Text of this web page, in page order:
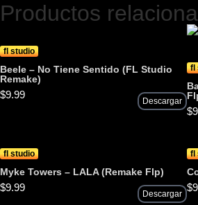
Productos
fl studio
Beele – No Tiene Sentido (FL Studio
Remake)
$9.99
Descargar
fl
$
fl studio
Myke Towers – LALA (Remake Flp)
$9.99
Descargar
fl
$